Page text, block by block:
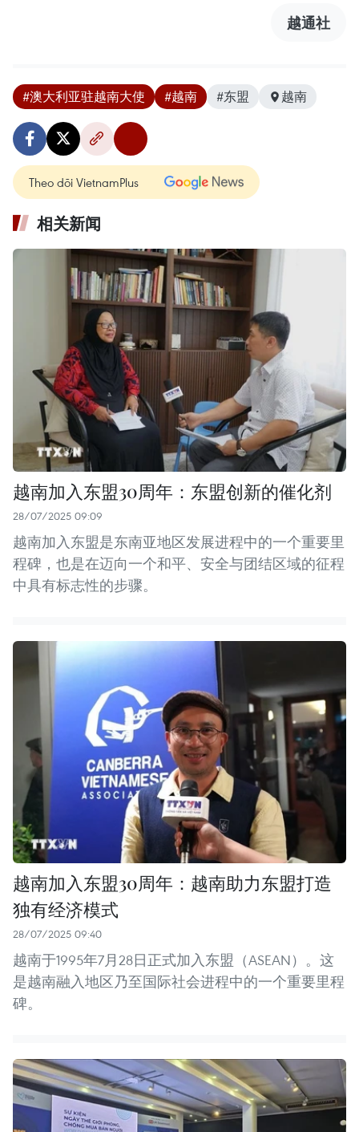
越通社
#澳大利亚驻越南大使 #越南 #东盟 越南
Theo dõi VietnamPlus
相关新闻
越南加入东盟30周年：东盟创新的催化剂
28/07/2025 09:09
越南加入东盟是东南亚地区发展进程中的一个重要里
程碑，也是在迈向一个和平、安全与团结区域的征程
中具有标志性的步骤。
越南加入东盟30周年：越南助力东盟打造
独有经济模式
28/07/2025 09:40
越南于1995年7月28日正式加入东盟（ASEAN）。这
是越南融入地区乃至国际社会进程中的一个重要里程
碑。